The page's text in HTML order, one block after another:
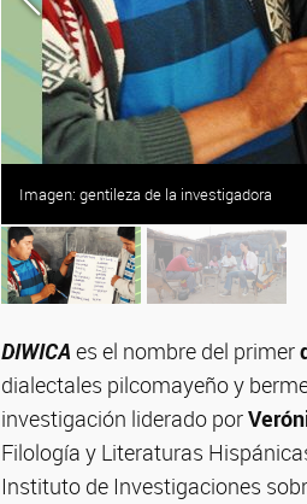
Imagen: gentileza de la investigadora
DIWICA es el nombre del primer
dialectales pilcomayeño y
investigación liderado por
Filología y Literaturas
Instituto de Investigaciones